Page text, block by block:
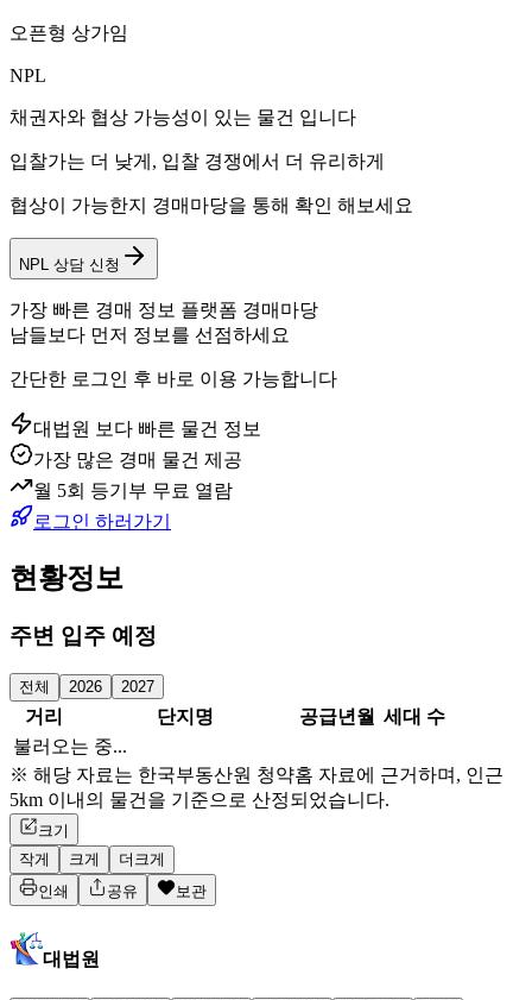
오픈형 상가임
NPL
채권자와 협상 가능성이 있는 물건 입니다
입찰가는 더 낮게, 입찰 경쟁에서 더 유리하게
협상이 가능한지 경매마당을 통해 확인 해보세요
NPL 상담 신청
가장 빠른 경매 정보 플랫폼 경매마당
남들보다 먼저 정보를 선점하세요
간단한 로그인 후 바로 이용 가능합니다
대법원 보다 빠른 물건 정보
가장 많은 경매 물건 제공
월 5회 등기부 무료 열람
로그인 하러가기
현황정보
주변 입주 예정
전체 2026 2027
거리 단지명 공급년월 세대 수
불러오는 중...
※ 해당 자료는 한국부동산원 청약홈 자료에 근거하며, 인근
5km 이내의 물건을 기준으로 산정되었습니다.
크기
작게
크게
더크게
인쇄
공유 보관
대법원